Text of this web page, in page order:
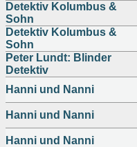
Detektiv Kolumbus &
Sohn
Detektiv Kolumbus &
Sohn
Peter Lundt: Blinder
Detektiv
Hanni und Nanni
Hanni und Nanni
Hanni und Nanni